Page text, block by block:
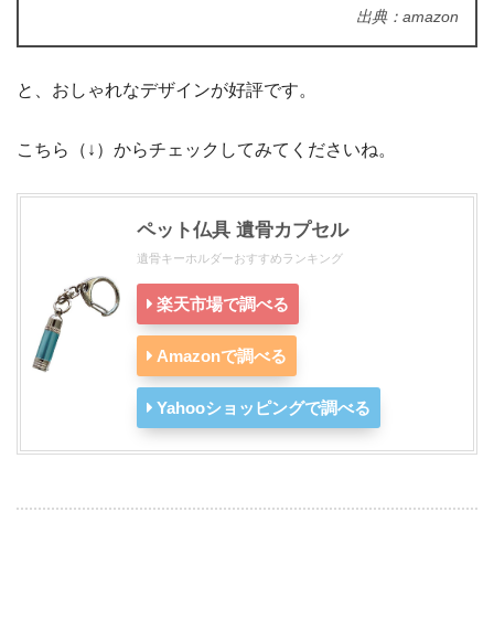
出典：amazon
と、おしゃれなデザインが好評です。
こちら（↓）からチェックしてみてくださいね。
ペット仏具 遺骨カプセル
遺骨キーホルダーおすすめランキング
楽天市場で調べる
Amazonで調べる
Yahooショッピングで調べる